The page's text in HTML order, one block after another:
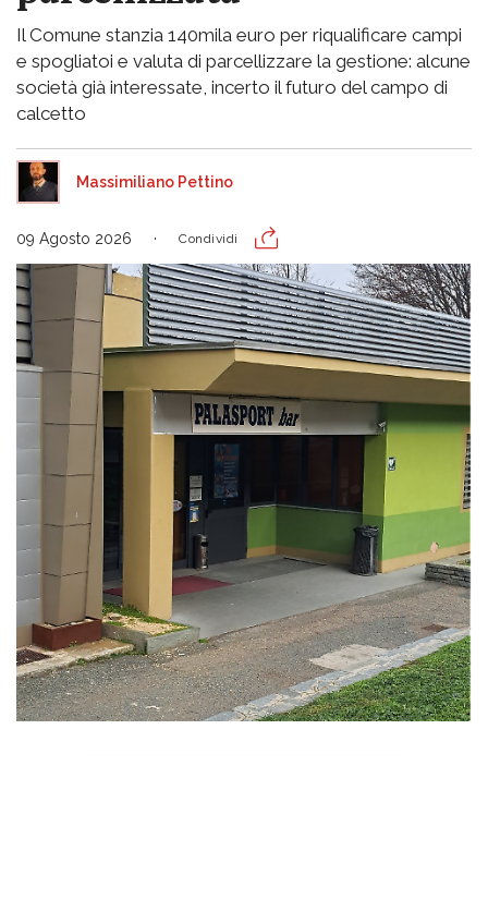
Il Comune stanzia 140mila euro per riqualificare campi
e spogliatoi e valuta di parcellizzare la gestione: alcune
società già interessate, incerto il futuro del campo di
calcetto
Massimiliano Pettino
09 Agosto 2026 Condividi